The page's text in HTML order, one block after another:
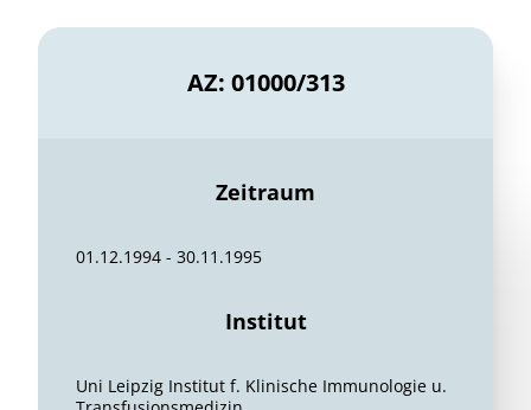
AZ: 01000/313
Zeitraum
01.12.1994 - 30.11.1995
Institut
Uni Leipzig Institut f. Klinische Immunologie u.